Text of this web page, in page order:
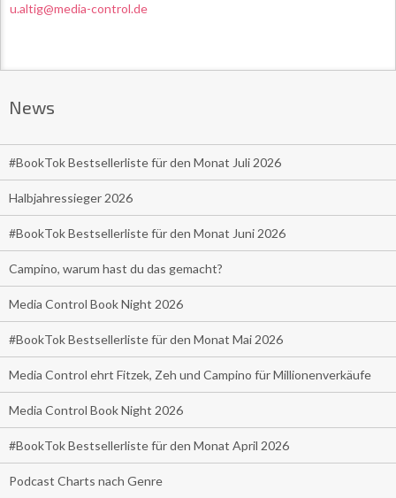
u.altig@media-control.de
News
#BookTok Bestsellerliste für den Monat Juli 2026
Halbjahressieger 2026
#BookTok Bestsellerliste für den Monat Juni 2026
Campino, warum hast du das gemacht?
Media Control Book Night 2026
#BookTok Bestsellerliste für den Monat Mai 2026
Media Control ehrt Fitzek, Zeh und Campino für Millionenverkäufe
Media Control Book Night 2026
#BookTok Bestsellerliste für den Monat April 2026
Podcast Charts nach Genre